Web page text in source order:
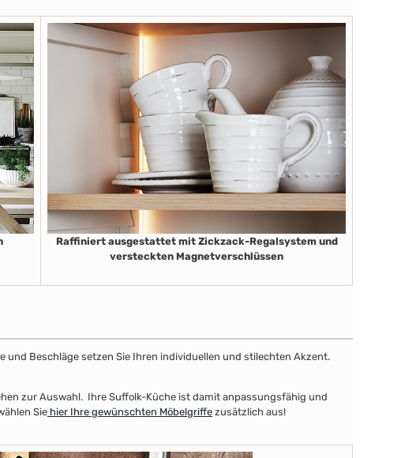
Raffiniert ausgestattet mit Zickzack-Regalsystem und
versteckten Magnetverschlüssen
und Beschläge setzen Sie Ihren individuellen und stilechten Akzent.
zur Auswahl. Ihre Suffolk-Küche ist damit anpassungsfähig und
Sie hier Ihre gewünschten Möbelgriffe zusätzlich aus!